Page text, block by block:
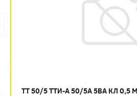
ТТ 50/5 ТТИ-А 50/5А 5ВА КЛ 0,5